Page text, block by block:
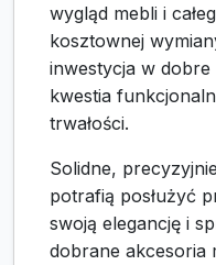
wygląd mebli i
kosztownej
inwestycja w
kwestia
trwałości.
Solidne,
potrafią posłużyć
swoją elegancję i
dobrane akcesoria